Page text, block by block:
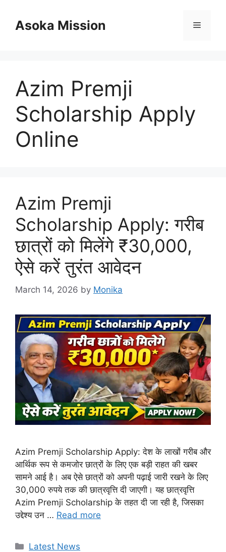
contentAsoka Mission Menu
Azim Premji
Scholarship Apply
Online
Azim Premji
Scholarship Apply: गरीब
छात्रों को मिलेंगे ₹30,000,
ऐसे करें तुरंत आवेदन
March 14, 2026 by Monika
Azim Premji Scholarship Apply: देश के लाखों गरीब और
आर्थिक रूप से कमजोर छात्रों के लिए एक बड़ी राहत की खबर
सामने आई है। अब ऐसे छात्रों को अपनी पढ़ाई जारी रखने के लिए
30,000 रुपये तक की छात्रवृत्ति दी जाएगी। यह छात्रवृत्ति
Azim Premji Scholarship के तहत दी जा रही है, जिसका
उद्देश्य उन … Read more
Categories
Latest News